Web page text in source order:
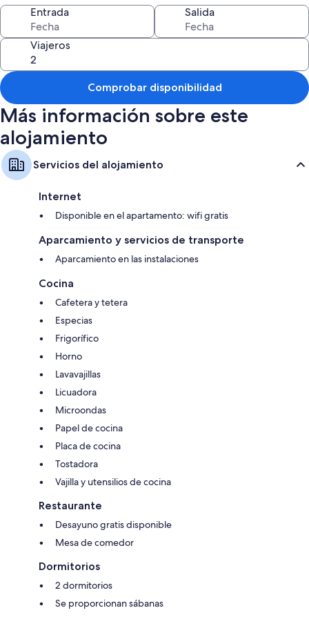
Entrada Salida
Viajeros
Comprobar disponibilidad
Más información sobre este
alojamiento
Servicios del alojamiento
Internet
Disponible en el apartamento: wifi gratis
Aparcamiento y servicios de transporte
Aparcamiento en las instalaciones
Cocina
Cafetera y tetera
Especias
Frigorífico
Horno
Lavavajillas
Licuadora
Microondas
Papel de cocina
Placa de cocina
Tostadora
Vajilla y utensilios de cocina
Restaurante
Desayuno gratis disponible
Mesa de comedor
Dormitorios
2 dormitorios
Se proporcionan sábanas